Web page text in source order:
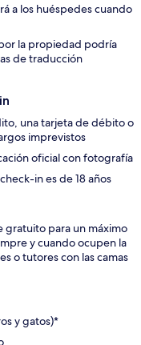
a los huéspedes cuando
la propiedad podría
de traducción
una tarjeta de débito o
imprevistos
oficial con fotografía
in es de 18 años
gratuito para un máximo
y cuando ocupen la
o tutores con las camas
y gatos)*